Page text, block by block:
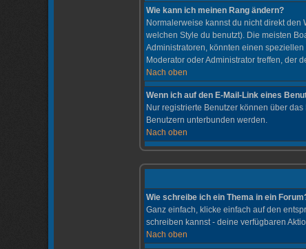
Wie kann ich meinen Rang ändern?
Normalerweise kannst du nicht direkt
welchen Style du benutzt). Die meisten
Administratoren, könnten einen
Moderator oder Administrator treffen, der
Nach oben
Wenn ich auf den E-Mail-Link eines
Nur registrierte Benutzer können über
Benutzern unterbunden werden.
Nach oben
Wie schreibe ich ein Thema in ein
Ganz einfach, klicke einfach auf den
schreiben kannst - deine verfügbaren
Nach oben